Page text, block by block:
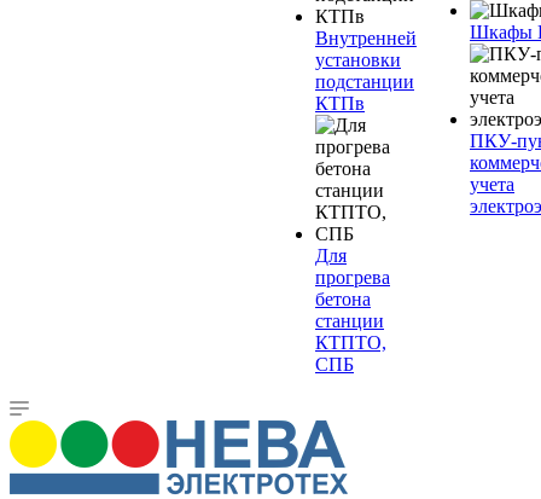
Внутренней
установки
подстанции
КТПв
Для
прогрева
бетона
станции
КТПТО,
СПБ
Шкафы
ПКУ-
учета